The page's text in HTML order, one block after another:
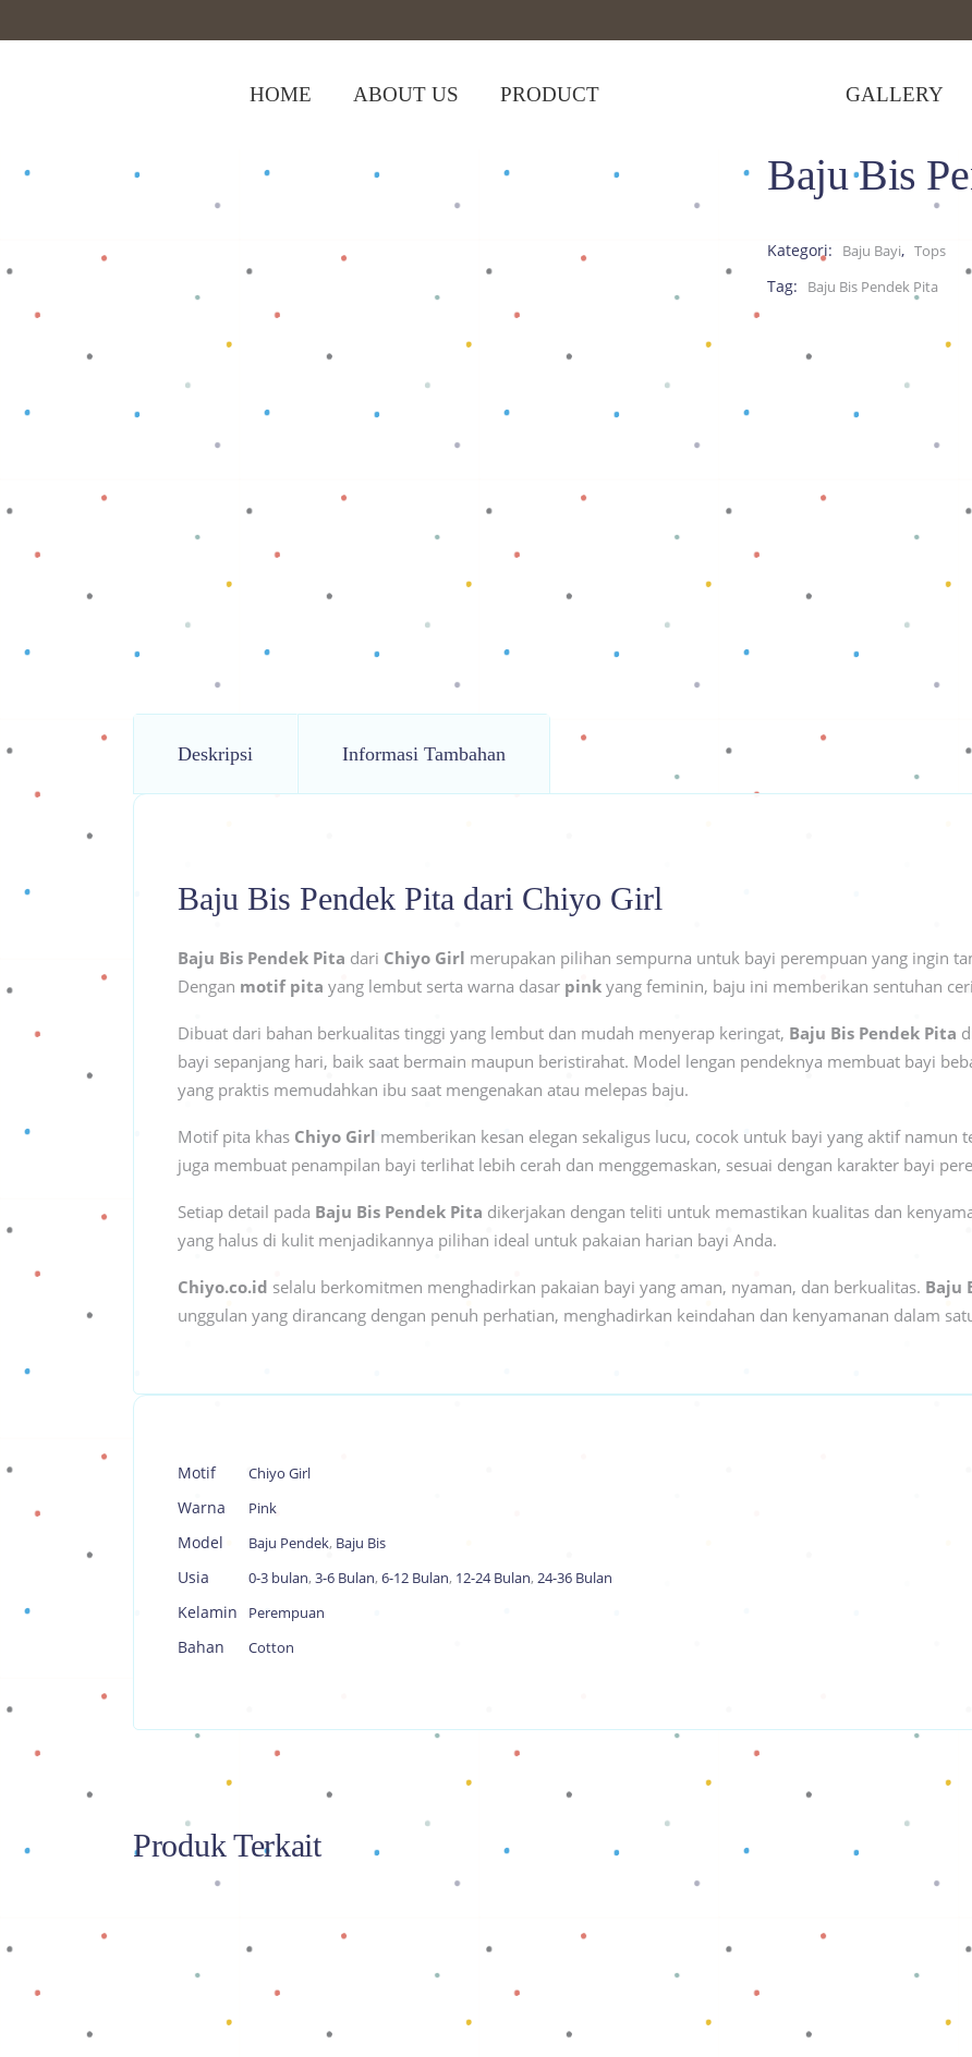
HOME ABOUT US PRODUCT GALLERY
Shop> ,Tops Baju Bis Pendek Pita Baju Bis
Kategori: Baju Bayi, Tops
Tag: Baju Bis Pendek Pita
Deskripsi Informasi Tambahan
Baju Bis Pendek Pita dari Chiyo Girl
Baju Bis Pendek Pita dari Chiyo Girl merupakan pilihan sempurna untuk bayi perempuan yang ingin
Dengan motif pita yang lembut serta warna dasar pink yang feminin, baju ini memberikan sentuhan
Dibuat dari bahan berkualitas tinggi yang lembut dan mudah menyerap keringat, Baju Bis Pendek Pita
bayi sepanjang hari, baik saat bermain maupun beristirahat. Model lengan pendeknya membuat bayi
yang praktis memudahkan ibu saat mengenakan atau melepas baju.
Motif pita khas Chiyo Girl memberikan kesan elegan sekaligus lucu, cocok untuk bayi yang aktif namun
juga membuat penampilan bayi terlihat lebih cerah dan menggemaskan, sesuai dengan karakter bayi
Setiap detail pada Baju Bis Pendek Pita dikerjakan dengan teliti untuk memastikan kualitas dan
yang halus di kulit menjadikannya pilihan ideal untuk pakaian harian bayi Anda.
Chiyo.co.id selalu berkomitmen menghadirkan pakaian bayi yang aman, nyaman, dan berkualitas. Baju
unggulan yang dirancang dengan penuh perhatian, menghadirkan keindahan dan kenyamanan dalam
Motif Chiyo Girl
Warna Pink
Model Baju Pendek, Baju Bis
Usia 0-3 bulan, 3-6 Bulan, 6-12 Bulan, 12-24 Bulan, 24-36 Bulan
Kelamin Perempuan
Bahan Cotton
Produk Terkait